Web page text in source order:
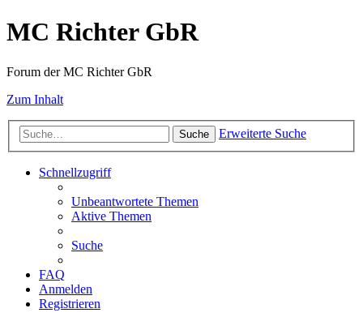
MC Richter GbR
Forum der MC Richter GbR
Zum Inhalt
Suche Erweiterte Suche
Schnellzugriff
Unbeantwortete Themen
Aktive Themen
Suche
FAQ
Anmelden
Registrieren